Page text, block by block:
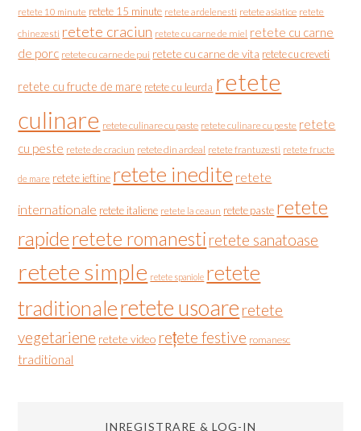
retete 10 minute retete 15 minute retete ardelenesti retete asiatice retete
chinezesti retete craciun retete cu carne de miel retete cu carne
de porc retete cu carne de pui retete cu carne de vita retete cu creveti
retete cu fructe de mare retete cu leurda retete
culinare retete culinare cu paste retete culinare cu peste retete
cu peste retete de craciun retete din ardeal retete frantuzesti retete fructe
de mare retete ieftine retete inedite retete
internationale retete italiene retete la ceaun retete paste retete
rapideretete romanesti retete sanatoase
retete simple retete spaniole retete
traditionaleretete usoare retete
vegetariene retete video rețete festive romanesc
traditional
INREGISTRARE & LOG-IN